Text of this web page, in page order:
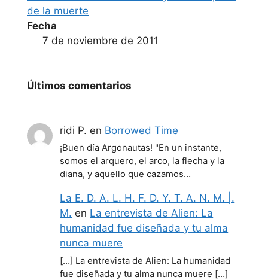
de la muerte
Fecha
7 de noviembre de 2011
Últimos comentarios
ridi P. en Borrowed Time
¡Buen día Argonautas! "En un instante,
somos el arquero, el arco, la flecha y la
diana, y aquello que cazamos…
La E. D. A. L. H. F. D. Y. T. A. N. M. |.
M. en La entrevista de Alien: La
humanidad fue diseñada y tu alma
nunca muere
[…] La entrevista de Alien: La humanidad
fue diseñada y tu alma nunca muere […]